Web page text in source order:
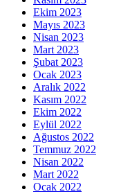
Ekim 2023
Mayıs 2023
Nisan 2023
Mart 2023
Şubat 2023
Ocak 2023
Aralık 2022
Kasım 2022
Ekim 2022
Eylül 2022
Ağustos 2022
Temmuz 2022
Nisan 2022
Mart 2022
Ocak 2022